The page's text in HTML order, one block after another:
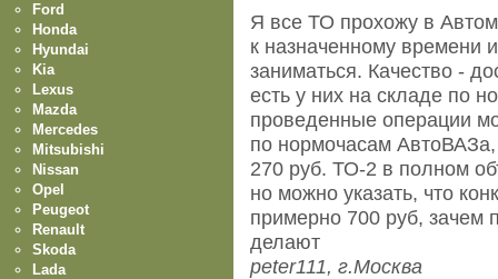
Я все ТО прохожу в
к назначенному времени
заниматься. Качество -
есть у них на складе по
проведенные операции
по нормочасам
270 руб. ТО-2 в полном
но можно указать, что
примерно 700 руб, зачем
делают
peter111, г.Москва
Ford
Honda
Hyundai
Kia
Lexus
Mazda
Mercedes
Mitsubishi
Nissan
Opel
Peugeot
Renault
Skoda
Lada